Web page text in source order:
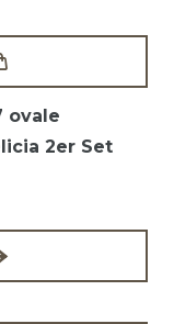
ovale
2er Set